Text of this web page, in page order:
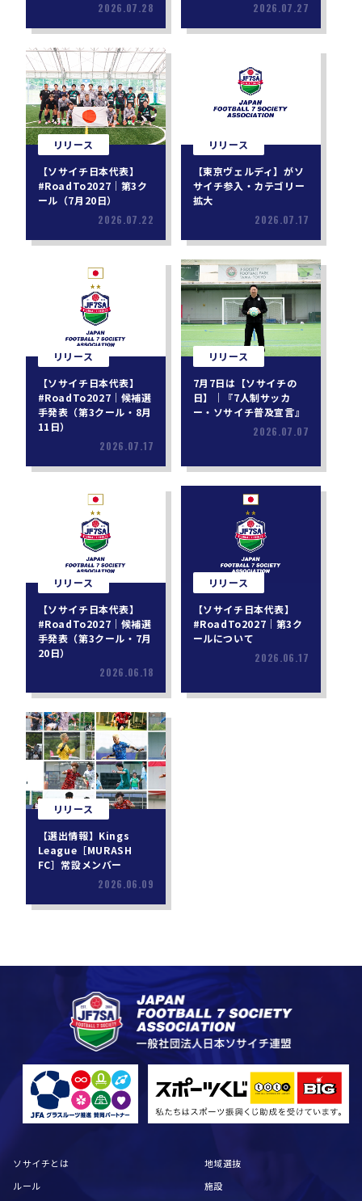
2026.07.28
2026.07.27
リリース
【ソサイチ日本代表】
#RoadTo2027｜第3ク
ール（7月20日）
2026.07.22
リリース
【東京ヴェルディ】がソ
サイチ参入・カテゴリー
拡大
2026.07.17
リリース
【ソサイチ日本代表】
#RoadTo2027｜候補選
手発表（第3クール・8月
11日）
2026.07.17
リリース
7月7日は【ソサイチの
日】｜『7人制サッカ
ー・ソサイチ普及宣言』
2026.07.07
リリース
【ソサイチ日本代表】
#RoadTo2027｜候補選
手発表（第3クール・7月
20日）
2026.06.18
リリース
【ソサイチ日本代表】
#RoadTo2027｜第3ク
ールについて
2026.06.17
リリース
【選出情報】Kings
League［MURASH
FC］常設メンバー
2026.06.09
ソサイチとは
ルール
地域選抜
施設